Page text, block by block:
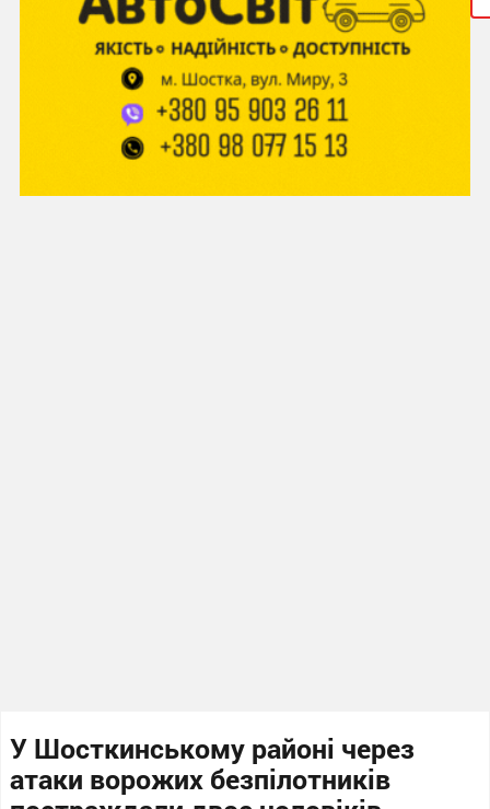
У Шосткинському районі через
атаки ворожих безпілотників